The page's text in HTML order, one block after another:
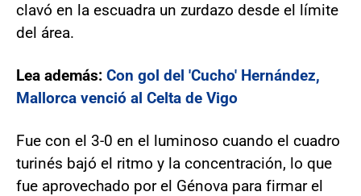
clavó en la escuadra un zurdazo desde el límite
del área.
Lea además: Con gol del 'Cucho' Hernández,
Mallorca venció al Celta de Vigo
Fue con el 3-0 en el luminoso cuando el cuadro
turinés bajó el ritmo y la concentración, lo que
fue aprovechado por el Génova para firmar el